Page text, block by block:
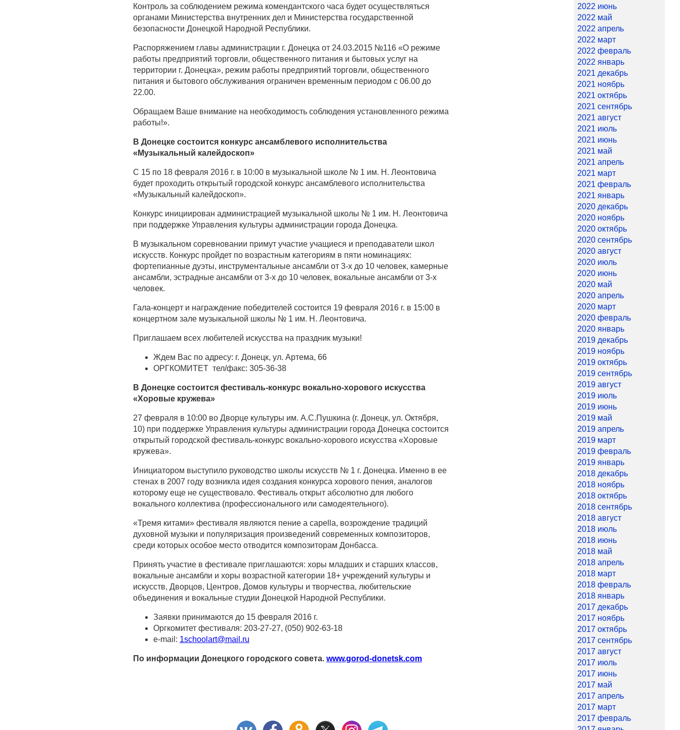
Контроль за соблюдением режима комендантского часа будет осуществляться
органами Министерства внутренних дел и Министерства государственной
безопасности Донецкой Народной Республики.
Распоряжением главы администрации г. Донецка от 24.03.2015 №116 «О режиме
работы предприятий торговли, общественного питания и бытовых услуг на
территории г. Донецка», режим работы предприятий торговли, общественного
питания и бытового обслуживания ограничен временным периодом с 06.00 до
22.00.
Обращаем Ваше внимание на необходимость соблюдения установленного режима
работы!».
В Донецке состоится конкурс ансамблевого исполнительства
«Музыкальный калейдоскоп»
С 15 по 18 февраля 2016 г. в 10:00 в музыкальной школе № 1 им. Н. Леонтовича
будет проходить открытый городской конкурс ансамблевого исполнительства
«Музыкальный калейдоскоп».
Конкурс инициирован администрацией музыкальной школы № 1 им. Н. Леонтовича
при поддержке Управления культуры администрации города Донецка.
В музыкальном соревновании примут участие учащиеся и преподаватели школ
искусств. Конкурс пройдет по возрастным категориям в пяти номинациях:
фортепианные дуэты, инструментальные ансамбли от 3-х до 10 человек, камерные
ансамбли, эстрадные ансамбли от 3-х до 10 человек, вокальные ансамбли от 3-х
человек.
Гала-концерт и награждение победителей состоится 19 февраля 2016 г. в 15:00 в
концертном зале музыкальной школы № 1 им. Н. Леонтовича.
Приглашаем всех любителей искусства на праздник музыки!
Ждем Вас по адресу: г. Донецк, ул. Артема, 66
ОРГКОМИТЕТ тел/факс: 305-36-38
В Донецке состоится фестиваль-конкурс вокально-хорового искусства
«Хоровые кружева»
27 февраля в 10:00 во Дворце культуры им. А.С.Пушкина (г. Донецк, ул. Октября,
10) при поддержке Управления культуры администрации города Донецка состоится
открытый городской фестиваль-конкурс вокально-хорового искусства «Хоровые
кружева».
Инициатором выступило руководство школы искусств № 1 г. Донецка. Именно в ее
стенах в 2007 году возникла идея создания конкурса хорового пения, аналогов
которому еще не существовало. Фестиваль открыт абсолютно для любого
вокального коллектива (профессионального или самодеятельного).
«Тремя китами» фестиваля являются пение a capella, возрождение традиций
духовной музыки и популяризация произведений современных композиторов,
среди которых особое место отводится композиторам Донбасса.
Принять участие в фестивале приглашаются: хоры младших и старших классов,
вокальные ансамбли и хоры возрастной категории 18+ учреждений культуры и
искусств, Дворцов, Центров, Домов культуры и творчества, любительские
объединения и вокальные студии Донецкой Народной Республики.
Заявки принимаются до 15 февраля 2016 г.
Оргкомитет фестиваля: 203-27-27, (050) 902-63-18
e-mail: 1schoolart@mail.ru
По информации Донецкого городского совета. www.gorod-donetsk.com
2022 июнь
2022 май
2022 апрель
2022 март
2022 февраль
2022 январь
2021 декабрь
2021 ноябрь
2021 октябрь
2021 сентябрь
2021 август
2021 июль
2021 июнь
2021 май
2021 апрель
2021 март
2021 февраль
2021 январь
2020 декабрь
2020 ноябрь
2020 октябрь
2020 сентябрь
2020 август
2020 июль
2020 июнь
2020 май
2020 апрель
2020 март
2020 февраль
2020 январь
2019 декабрь
2019 ноябрь
2019 октябрь
2019 сентябрь
2019 август
2019 июль
2019 июнь
2019 май
2019 апрель
2019 март
2019 февраль
2019 январь
2018 декабрь
2018 ноябрь
2018 октябрь
2018 сентябрь
2018 август
2018 июль
2018 июнь
2018 май
2018 апрель
2018 март
2018 февраль
2018 январь
2017 декабрь
2017 ноябрь
2017 октябрь
2017 сентябрь
2017 август
2017 июль
2017 июнь
2017 май
2017 апрель
2017 март
2017 февраль